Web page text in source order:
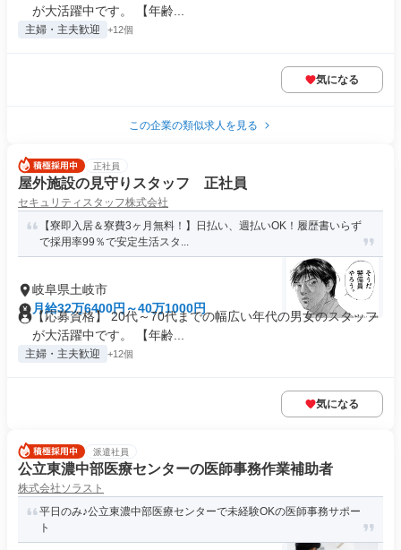
が大活躍中です。 【年齢...
主婦・主夫歓迎 +12個
気になる
この企業の類似求人を見る
正社員
屋外施設の見守りスタッフ 正社員
セキュリティスタッフ株式会社
【寮即入居＆寮費3ヶ月無料！】日払い、週払いOK！履歴書いらず
で採用率99％で安定生活スタ...
岐阜県土岐市
月給32万6400円～40万1000円
【応募資格】 20代～70代までの幅広い年代の男女のスタッフ
が大活躍中です。 【年齢...
主婦・主夫歓迎 +12個
気になる
派遣社員
公立東濃中部医療センターの医師事務作業補助者
株式会社ソラスト
平日のみ♪公立東濃中部医療センターで未経験OKの医師事務サポー
ト